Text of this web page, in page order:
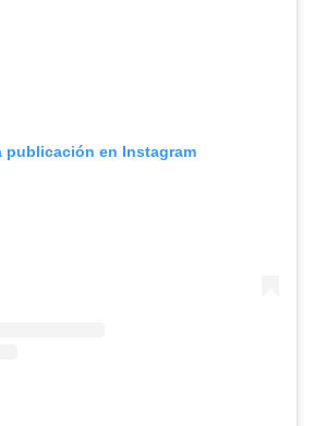
publicación en Instagram